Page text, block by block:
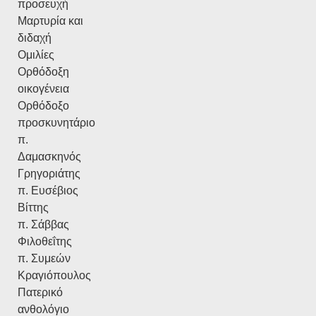
προσευχή
Μαρτυρία και
διδαχή
Ομιλίες
Ορθόδοξη
οικογένεια
Ορθόδοξο
προσκυνητάριο
π.
Δαμασκηνός
Γρηγοριάτης
π. Ευσέβιος
Βίττης
π. Σάββας
Φιλοθεΐτης
π. Συμεών
Κραγιόπουλος
Πατερικό
ανθολόγιο